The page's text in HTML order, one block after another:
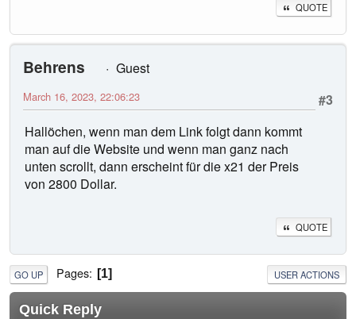
QUOTE
Behrens
Guest
#3
March 16, 2023, 22:06:23
Hallöchen, wenn man dem Link folgt dann kommt
man auf die Website und wenn man ganz nach
unten scrollt, dann erscheint für die x21 der Preis
von 2800 Dollar.
QUOTE
GO UP Pages 1 USER ACTIONS
Quick Reply